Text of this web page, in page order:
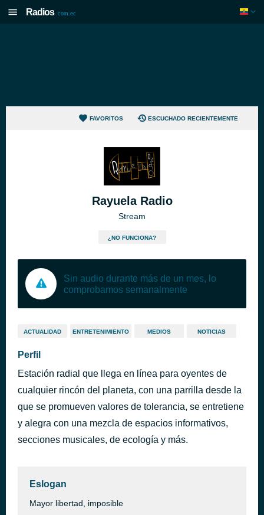
Radios .com.ec
FAVORITOS ESCUCHADO RECIENTEMENTE
Rayuela Radio
Stream
¿NO FUNCIONA?
Sin audio durante más de un mes, lo
comprobamos semanalmente
ACTUALIDAD ENTRETENIMIENTO MEDIOS NOTICIAS
Perfil
Estación radial que llega en línea para oyentes de
cualquier rincón del planeta, con una parrilla desde la
que se promueven valores de tolerancia, se entretiene
y alegra con una mezcla de espacios informativos,
secciones musicales, de ecología y más.
Eslogan
Mayor libertad, imposible